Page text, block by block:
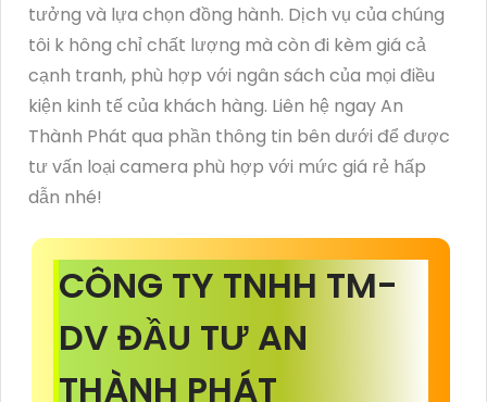
tưởng và lựa chọn đồng hành. Dịch vụ của chúng
tôi k hông chỉ chất lượng mà còn đi kèm giá cả
cạnh tranh, phù hợp với ngân sách của mọi điều
kiện kinh tế của khách hàng. Liên hệ ngay An
Thành Phát qua phần thông tin bên dưới để được
tư vấn loại camera phù hợp với mức giá rẻ hấp
dẫn nhé!
CÔNG TY TNHH TM-
DV ĐẦU TƯ AN
THÀNH PHÁT